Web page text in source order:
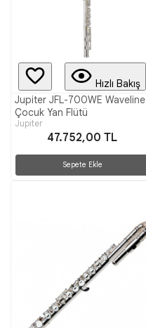
Hızlı Bakış
Jupiter JFL-700WE Waveline
Çocuk Yan Flütü
Jupiter
47.752,00 TL
Sepete Ekle